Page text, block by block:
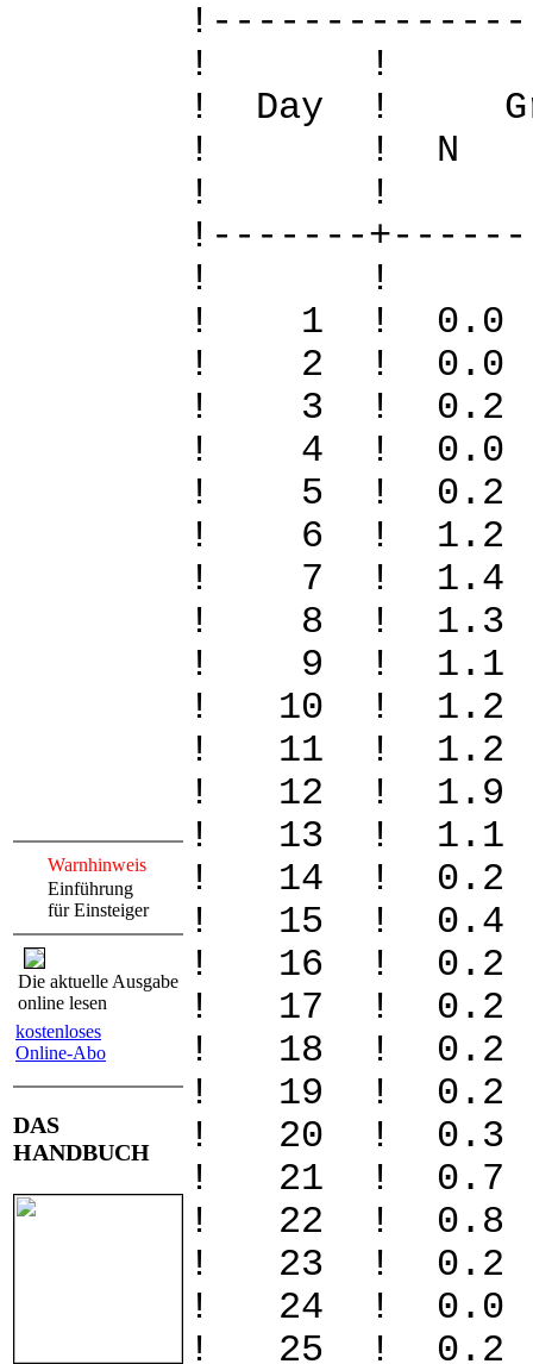
Warnhinweis
Einführung
für Einsteiger
Die aktuelle Ausgabe
online lesen
kostenloses
Online-Abo
DAS
HANDBUCH
!
! Day !
! ! N S
!
!-------
!
! 1 ! 0.0
! 2 ! 0.0
! 3 ! 0.2
! 4 ! 0.0
! 5 ! 0.2
! 6 ! 1.2
! 7 ! 1.4
! 8 ! 1.3
! 9 ! 1.1
! 10 !
! 11 !
! 12 !
! 13 ! 1.1
! 14 ! 0.2
! 15 !
! 16 !
! 17 !
! 18 !
! 19 !
! 20 !
! 21 ! 0.7
! 22 ! 0.8
! 23 !
! 24 !
! 25 !